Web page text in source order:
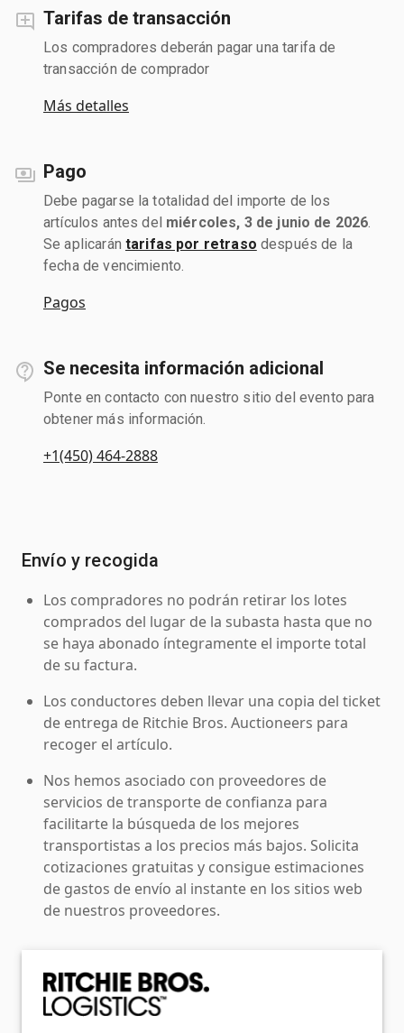
Tarifas de transacción
Los compradores deberán pagar una tarifa de
transacción de comprador
Más detalles
Pago
Debe pagarse la totalidad del importe de los
artículos antes del miércoles, 3 de junio de 2026
Se aplicarán tarifas por retraso después de la
fecha de vencimiento.
Pagos
Se necesita información adicional
Ponte en contacto con nuestro sitio del evento para
obtener más información.
+1(450) 464-2888
Envío y recogida
Los compradores no podrán retirar los lotes
comprados del lugar de la subasta hasta que no
se haya abonado íntegramente el importe total
de su factura.
Los conductores deben llevar una copia del ticket
de entrega de Ritchie Bros. Auctioneers para
recoger el artículo.
Nos hemos asociado con proveedores de
servicios de transporte de confianza para
facilitarte la búsqueda de los mejores
transportistas a los precios más bajos. Solicita
cotizaciones gratuitas y consigue estimaciones
de gastos de envío al instante en los sitios web
de nuestros proveedores.